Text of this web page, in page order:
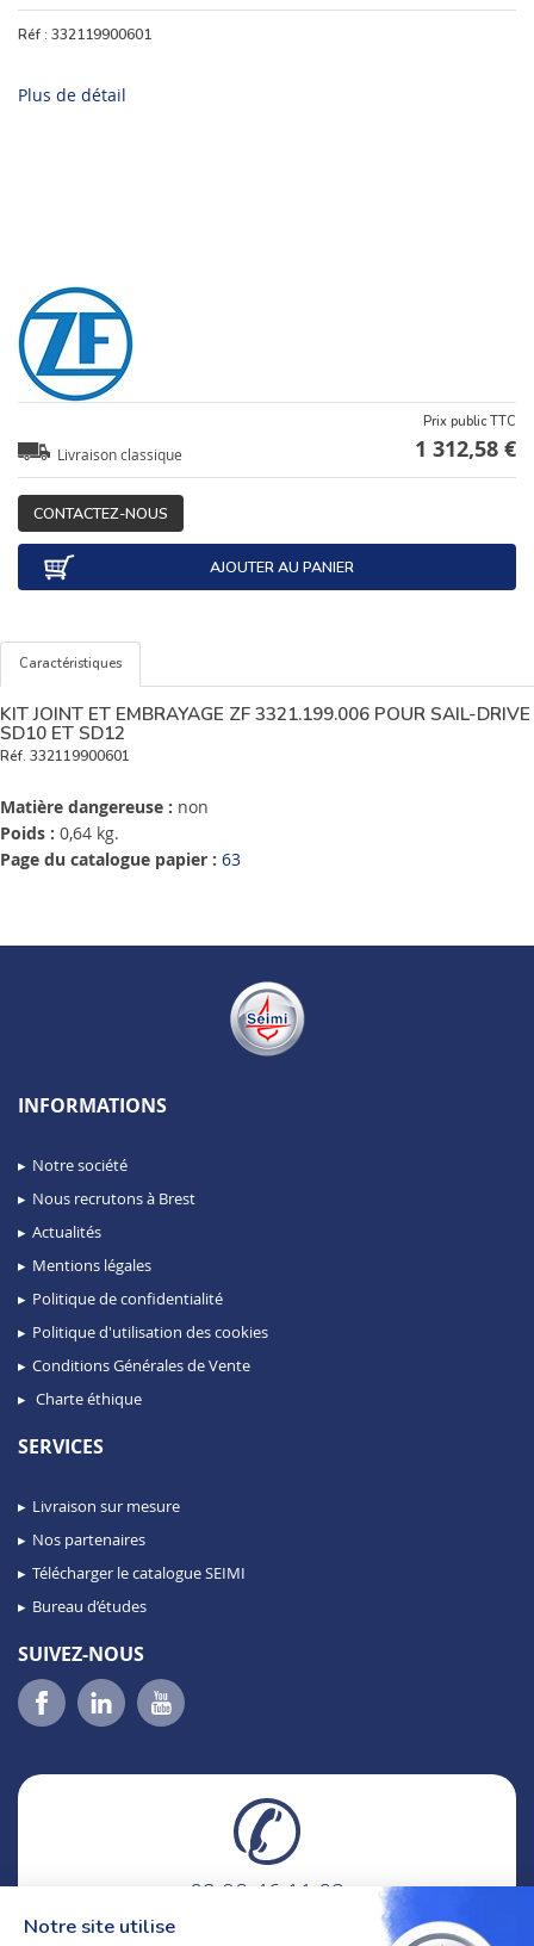
Réf : 332119900601
Plus de détail
Livraison classique
Prix public TTC
1 312,58 €
CONTACTEZ-NOUS
AJOUTER AU PANIER
Caractéristiques
KIT JOINT ET EMBRAYAGE ZF 3321.199.006 POUR SAIL-DRIVE
SD10 ET SD12
Réf. 332119900601
Matière dangereuse : non
Poids : 0,64 kg.
Page du catalogue papier : 63
INFORMATIONS
Notre société
Nous recrutons à Brest
Actualités
Mentions légales
Politique de confidentialité
Politique d'utilisation des cookies
Conditions Générales de Vente
Charte éthique
SERVICES
Livraison sur mesure
Nos partenaires
Télécharger le catalogue SEIMI
Bureau d’études
SUIVEZ-NOUS
02 98 46 11 02
Notre site utilise